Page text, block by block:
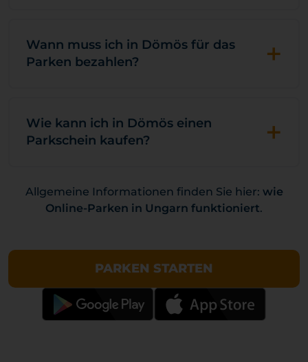
Wann muss ich in Dömös für das
Parken bezahlen?
+
Wie kann ich in Dömös einen
Parkschein kaufen?
+
Allgemeine Informationen finden Sie hier: wie
Online-Parken in Ungarn funktioniert.
PARKEN STARTEN